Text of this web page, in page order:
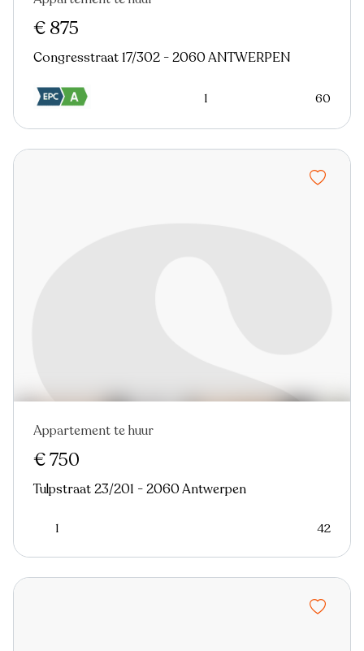
Nieuw
€ 875
Congresstraat 17/302 - 2060 ANTWERPEN
1 60
Nieuw
Appartement te huur
€ 750
Tulpstraat 23/201 - 2060 Antwerpen
1 42